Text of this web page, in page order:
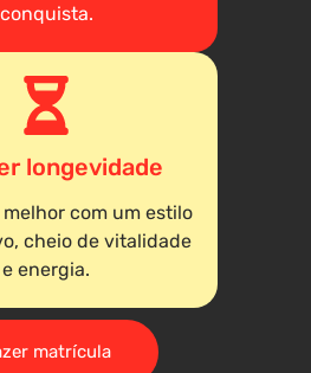
conquista.
longevidade
melhor com um estilo
cheio de vitalidade
e energia.
matrícula